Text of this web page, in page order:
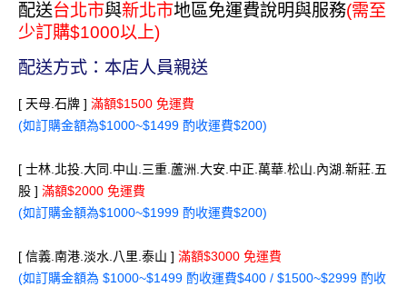
配送台北市與新北市地區免運費說明與服務(需至
少訂購$1000以上)
配送方式：本店人員親送
[ 天母.石牌 ] 滿額$1500 免運費
(如訂購金額為$1000~$1499 酌收運費$200)
[ 士林.北投.大同.中山.三重.蘆洲.大安.中正.萬華.松山.內湖.新莊.五
股 ] 滿額$2000 免運費
(如訂購金額為$1000~$1999 酌收運費$200)
[ 信義.南港.淡水.八里.泰山 ] 滿額$3000 免運費
(如訂購金額為 $1000~$1499 酌收運費$400 / $1500~$2999 酌收